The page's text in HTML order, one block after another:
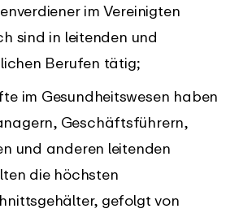
im Vereinigten
sind in leitenden und
Berufen tätig;
im Gesundheitswesen haben
Geschäftsführern,
und anderen leitenden
die höchsten
gefolgt von